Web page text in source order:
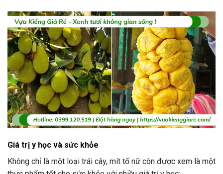
Giá trị y học và sức khỏe
Không chỉ là một loại trái cây, mít tố nữ còn được xem là một